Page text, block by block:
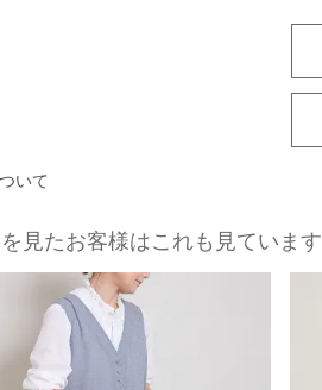
いて
見たお客様はこれも見ています